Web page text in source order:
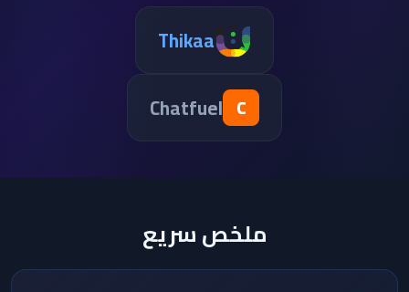
Thikaa
C
Chatfuel
ملخص سريع